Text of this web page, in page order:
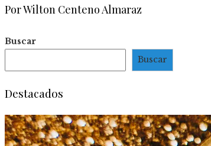
Por Wilton Centeno Almaraz
Buscar
Buscar
Destacados